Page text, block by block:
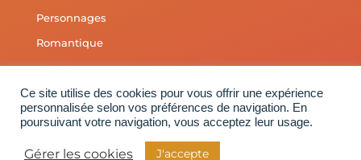
Personnages
Romantique
Accès dédié aux professionnels
Hello Kim dans ta mercerie préférée
Ce site utilise des cookies pour vous offrir une expérience
personnalisée selon vos préférences de navigation. En
poursuivant votre navigation, vous acceptez leur usage.
Gérer les cookies J'accepte